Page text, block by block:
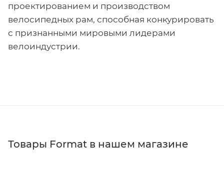
проектированием и производством
велосипедных рам, способная конкурировать
с признанными мировыми лидерами
велоиндустрии.
Товары Format в нашем магазине